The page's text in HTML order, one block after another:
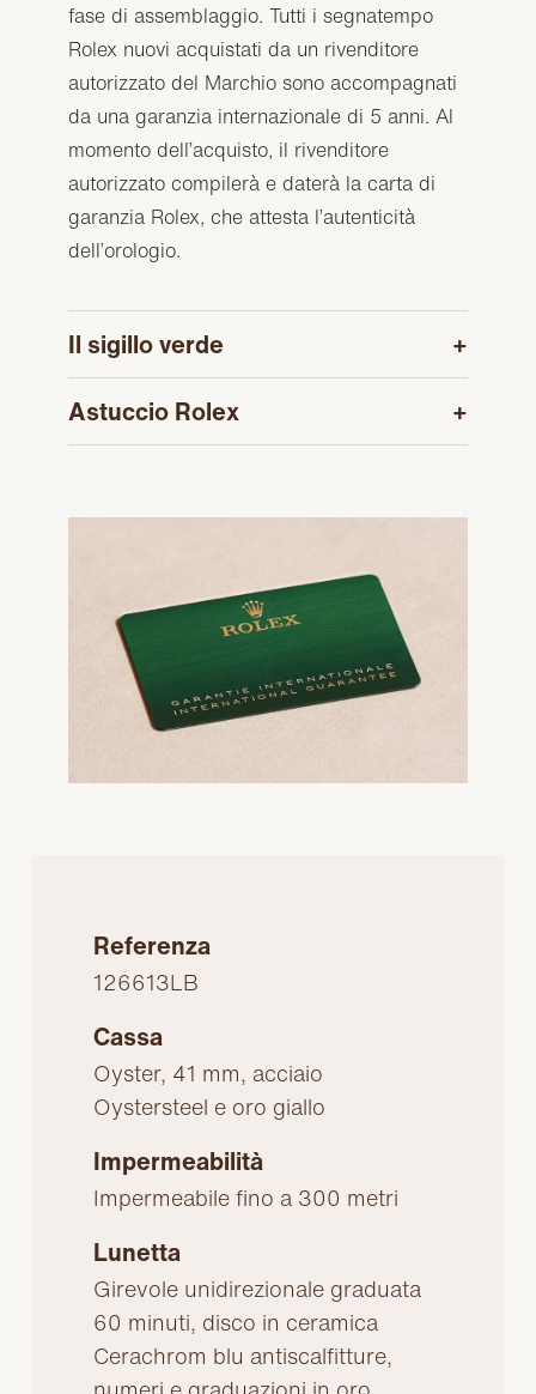
fase di assemblaggio. Tutti i segnatempo
Rolex nuovi acquistati da un rivenditore
autorizzato del Marchio sono accompagnati
da una garanzia internazionale di 5 anni. Al
momento dell’acquisto, il rivenditore
autorizzato compilerà e daterà la carta di
garanzia Rolex, che attesta l’autenticità
dell’orologio.
Il sigillo verde
Astuccio Rolex
Referenza
126613LB
Cassa
Oyster, 41 mm, acciaio
Oystersteel e oro giallo
Impermeabilità
Impermeabile fino a 300 metri
Lunetta
Girevole unidirezionale graduata
60 minuti, disco in ceramica
Cerachrom blu antiscalfitture,